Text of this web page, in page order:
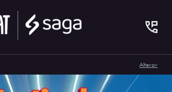
Alterar